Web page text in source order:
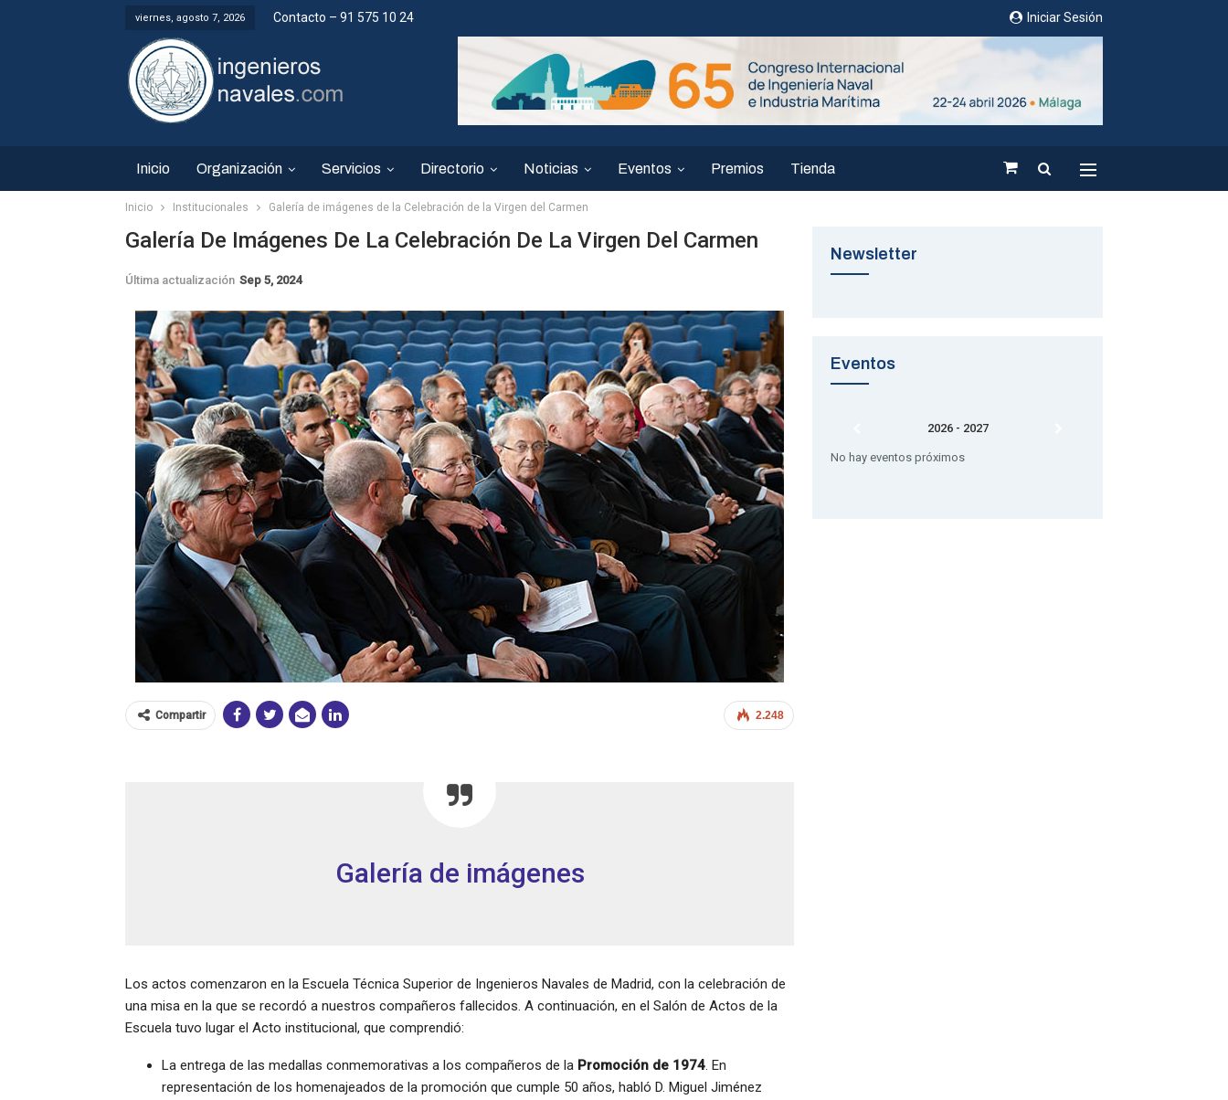
Iniciar Sesión
viernes, agosto 7, 2026 Contacto – 91 575 10 24
Inicio Organización Servicios Directorio Noticias Eventos Premios Tienda
Inicio Institucionales Galería de imágenes de la Celebración de la Virgen del Carmen
Galería De Imágenes De La Celebración De La Virgen Del Carmen
Última actualización Sep 5, 2024
2.248
Compartir
Galería de imágenes
Los actos comenzaron en la Escuela Técnica Superior de Ingenieros Navales de Madrid, con la celebración de
una misa en la que se recordó a nuestros compañeros fallecidos. A continuación, en el Salón de Actos de la
Escuela tuvo lugar el Acto institucional, que comprendió:
La entrega de las medallas conmemorativas a los compañeros de la Promoción de 1974. En
representación de los homenajeados de la promoción que cumple 50 años, habló D. Miguel Jiménez
Newsletter
Eventos
2026 - 2027
No hay eventos próximos